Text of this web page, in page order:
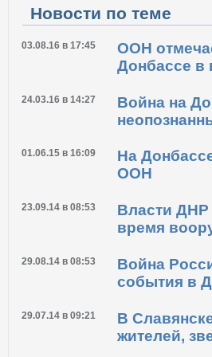
Новости по теме
03.08.16 в 17:45
ООН
Донбассе в
24.03.16 в 14:27
Война на
01.06.15 в 16:09
На
ООН
23.09.14 в 08:53
Власти ДНР
время
29.08.14 в 08:53
Война
события в